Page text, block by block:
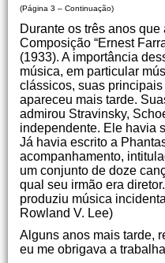
(Página 3 – Continuação)
Durante os três anos
Composição “Ernest
(1933). A importância
música, em particular
clássicos, suas
apareceu mais tarde.
admirou Stravinsky,
independente. Ele havia
Já havia escrito a
acompanhamento,
um conjunto de doze
qual seu irmão era
produziu música
Rowland V. Lee)
Alguns anos mais tarde,
eu me obrigava a